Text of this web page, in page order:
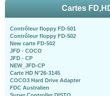
Cartes
Contrôleur floppy FD-501
Contrôleur floppy FD-502
New carte FD-502
JFD - COCO
JFD - CP
NEW_JFD-CP
Carte HD N°26-3145
COCO3 Hard Drive Adapter
FDC Australien